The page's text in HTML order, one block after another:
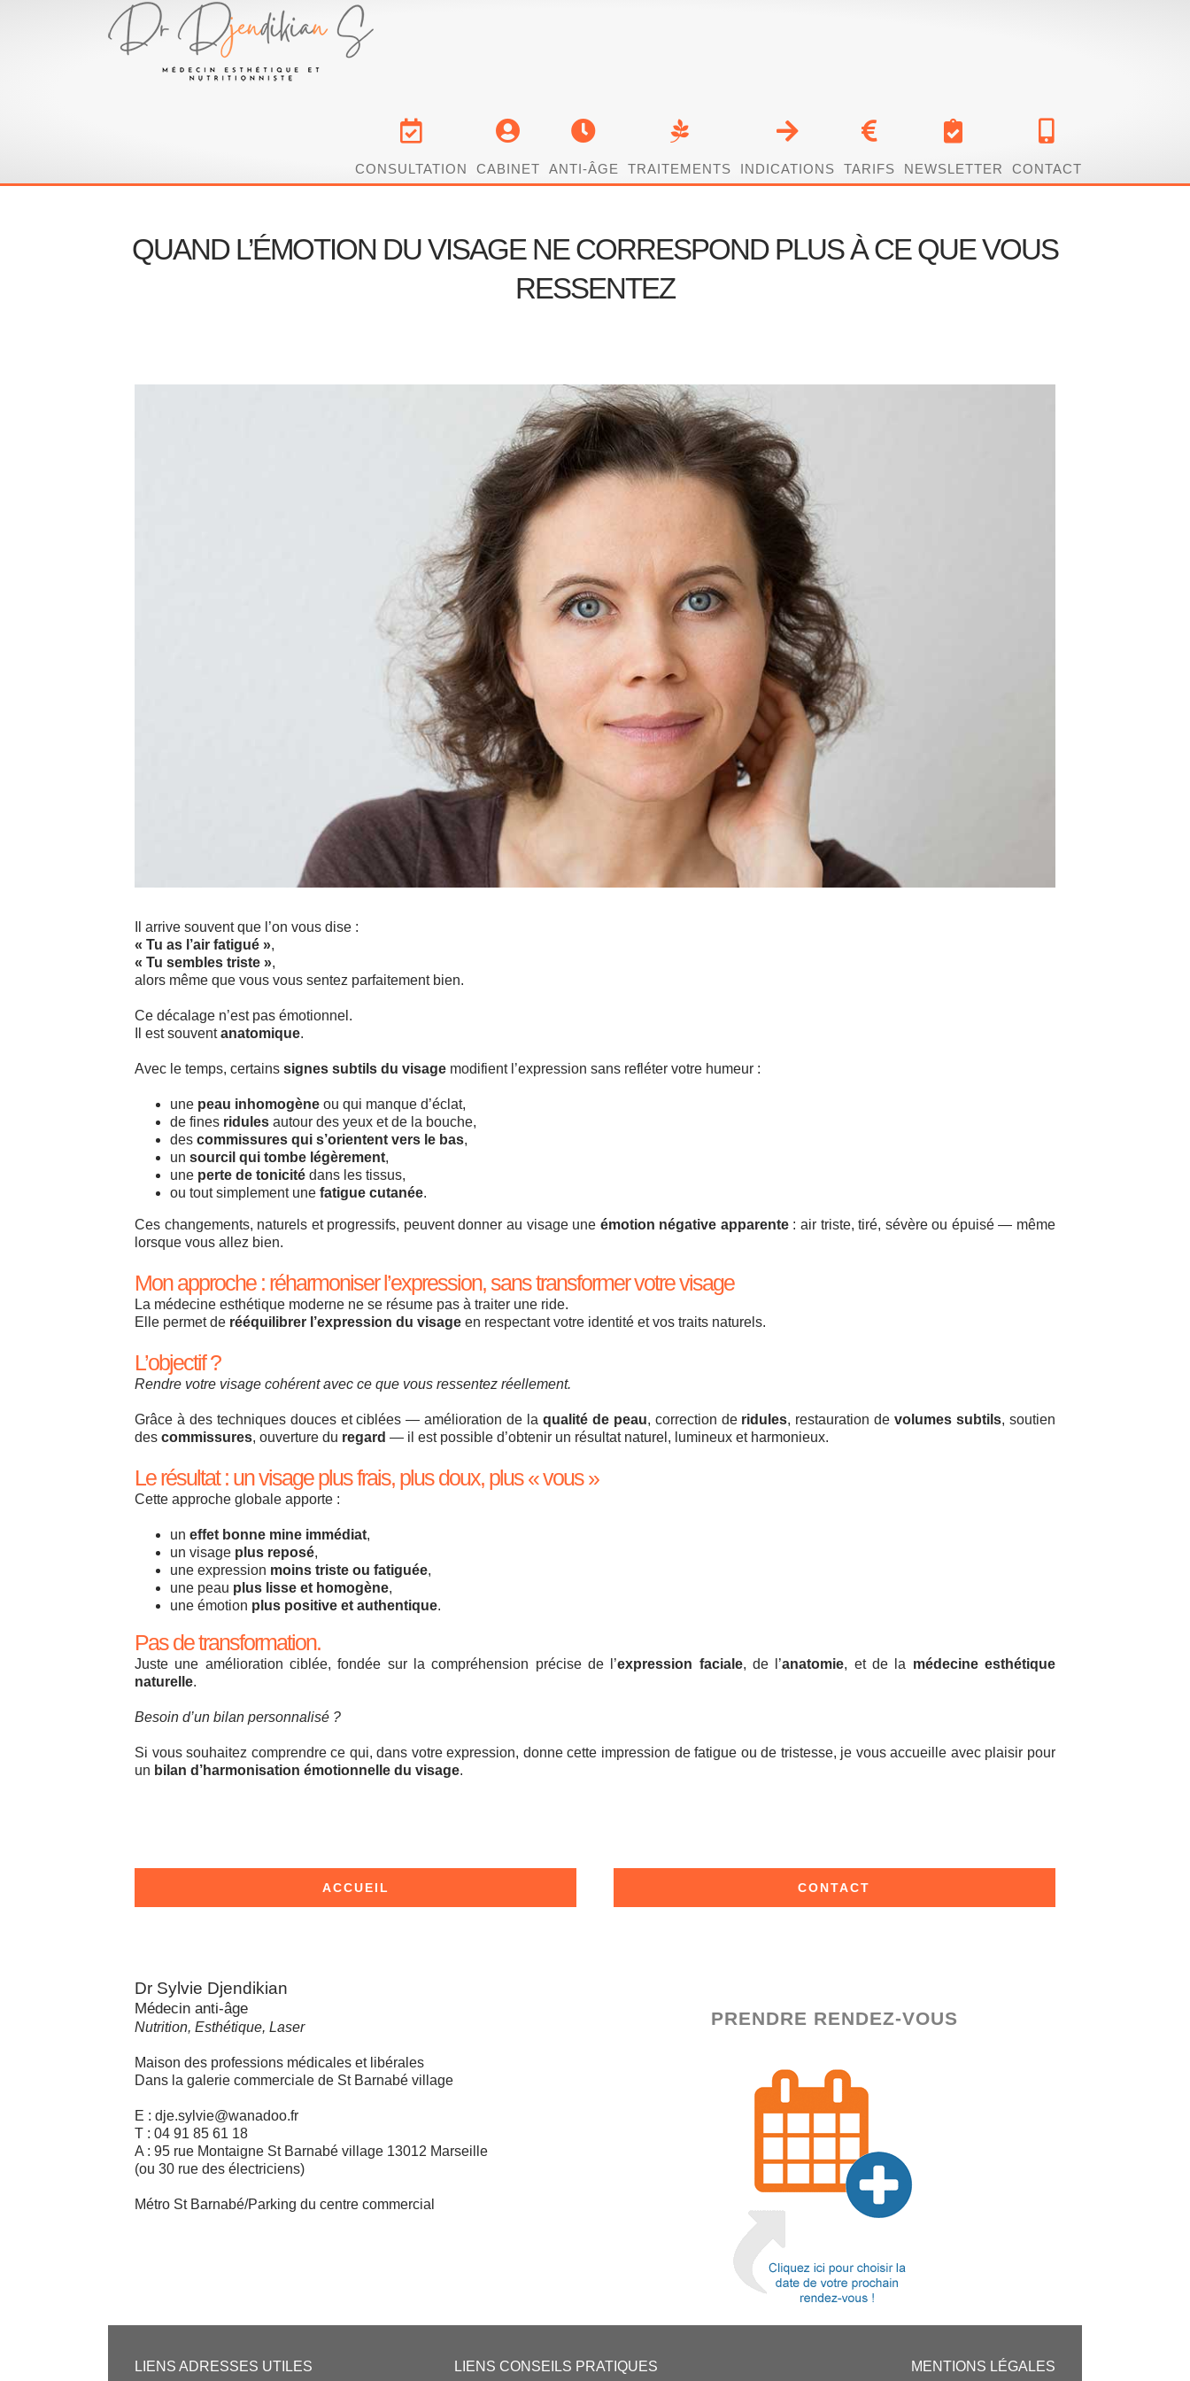
CONSULTATION CABINET ANTI-ÂGE TRAITEMENTS INDICATIONS TARIFS NEWSLETTER CONTACT
QUAND L’ÉMOTION DU VISAGE NE CORRESPOND PLUS À CE QUE VOUS
RESSENTEZ
Il arrive souvent que l’on vous dise :
« Tu as l’air fatigué »,
« Tu sembles triste »,
alors même que vous vous sentez parfaitement bien.
Ce décalage n’est pas émotionnel.
Il est souventanatomique.
Avec le temps, certains signes subtils du visage modifient l’expression sans refléter votre humeur :
une peau inhomogène ou qui manque d’éclat,
de fines ridules autour des yeux et de la bouche,
des commissures qui s’orientent vers le bas,
un sourcil qui tombe légèrement,
une perte de tonicité dans les tissus,
ou tout simplement une fatigue cutanée.
Ces changements, naturels et progressifs, peuvent donner au visage une émotion négative apparente: air triste, tiré, sévère ou épuisé — même
lorsque vous allez bien.
Mon approche : réharmoniser l’expression, sans transformer votre visage
La médecine esthétique moderne ne se résume pas à traiter une ride.
Elle permet de rééquilibrer l’expression du visage en respectant votre identité et vos traits naturels.
L’objectif ?
Rendre votre visage cohérent avec ce que vous ressentez réellement.
Grâce à des techniques douces et ciblées — amélioration de la qualité de peau, correction de ridules, restauration devolumes subtils, soutien
des commissures, ouverture du regard — il est possible d’obtenir un résultat naturel, lumineux et harmonieux.
Le résultat : un visage plus frais, plus doux, plus « vous »
Cette approche globale apporte :
un effet bonne mine immédiat,
un visage plus reposé,
une expression moins triste ou fatiguée,
une peau plus lisse et homogène,
une émotion plus positive et authentique.
Pas de transformation.
Juste une amélioration ciblée, fondée sur la compréhension précise de l’expression faciale, de l’anatomie, et de la médecine esthétique
naturelle.
Besoin d’un bilan personnalisé ?
Si vous souhaitez comprendre ce qui, dans votre expression, donne cette impression de fatigue ou de tristesse, je vous accueille avec plaisir pour
un bilan d’harmonisation émotionnelle du visage.
ACCUEIL CONTACT
Dr Sylvie Djendikian
Médecin anti-âge
Nutrition, Esthétique, Laser
Maison des professions médicales et libérales
Dans la galerie commerciale de St Barnabé village
E : dje.sylvie@wanadoo.fr
T : 04 91 85 61 18
A : 95 rue Montaigne St Barnabé village 13012 Marseille
(ou 30 rue des électriciens)
Métro St Barnabé/Parking du centre commercial
PRENDRE RENDEZ-VOUS
LIENS ADRESSES UTILES
LIENS CONSEILS PRATIQUES
MENTIONS LÉGALES